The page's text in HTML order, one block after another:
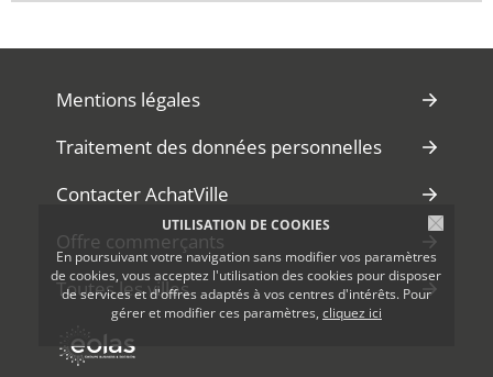
UTILISATION DE COOKIES
En poursuivant votre navigation sans modifier vos paramètres
de cookies, vous acceptez l'utilisation des cookies pour disposer
de services et d'offres adaptés à vos centres d'intérêts. Pour
gérer et modifier ces paramètres, cliquez ici
Mentions légales
Traitement des données personnelles
Contacter AchatVille
Offre commerçants
Toutes les villes